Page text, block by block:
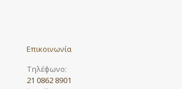
Επικοινωνία
Τηλέφωνο:
21 0862 8901